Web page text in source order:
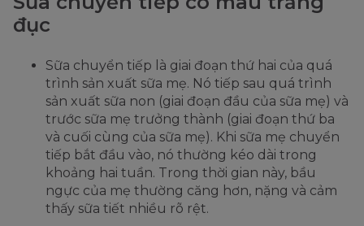
đục
Sữa chuyển tiếp là giai đoạn thứ hai của quá
trình sản xuất sữa mẹ. Nó tiếp sau quá trình
sản xuất sữa non (giai đoạn đầu của sữa mẹ) và
trước sữa mẹ trưởng thành (giai đoạn thứ ba
và cuối cùng của sữa mẹ). Khi sữa mẹ chuyển
tiếp bắt đầu vào, nó thường kéo dài trong
khoảng hai tuần. Trong thời gian này, bầu
ngực của mẹ thường căng hơn, nặng và cảm
thấy sữa tiết nhiều rõ rệt.